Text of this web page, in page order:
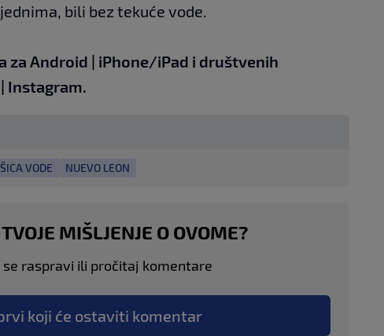
bili bez tekuće vode.
za Android | iPhone/iPad i društvenih
| Instagram.
VODE NUEVO LEON
MIŠLJENJE O OVOME?
se raspravi ili pročitaj komentare
koji će ostaviti komentar